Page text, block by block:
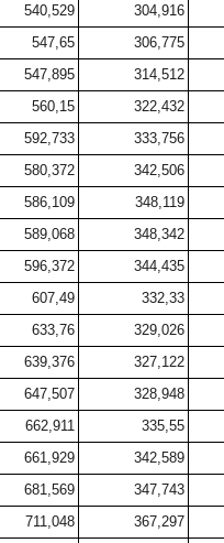
540,529
304,916
547,65
306,775
547,895
314,512
560,15
322,432
592,733
333,756
580,372
342,506
586,109
348,119
589,068
348,342
596,372
344,435
607,49
332,33
633,76
329,026
639,376
327,122
647,507
328,948
662,911
335,55
661,929
342,589
681,569
347,743
711,048
367,297